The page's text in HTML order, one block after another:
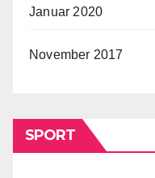
Januar 2020
November 2017
SPORT